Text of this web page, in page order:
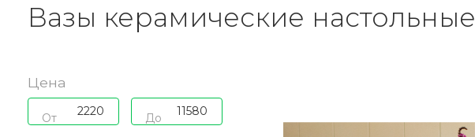
Вазы керамические настольные
Цена
От До